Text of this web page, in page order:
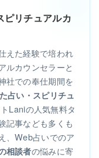
ピリチュアルカ
えた経験で培われ
ルカウンセラーと
社での奉仕期間を
占い・スピリチュ
Laniの人気無料タ
記事なども多くも
、Web占いでのア
相談者の悩みに寄